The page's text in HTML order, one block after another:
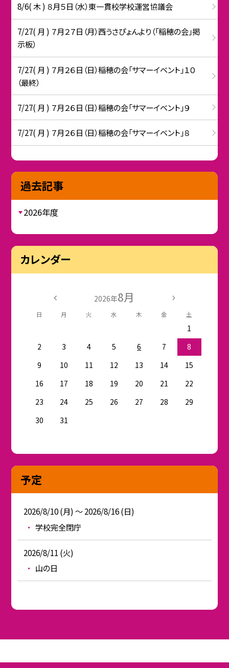
8/6( 木 ) ８月５日（水）東一貫校学校運営協議会
7/27( 月 ) ７月２７日（月）西うさぴょんより（「稲穂の会」掲
示板）
7/27( 月 ) ７月２６日（日）稲穂の会「サマーイベント」１０
（最終）
7/27( 月 ) ７月２６日（日）稲穂の会「サマーイベント」９
7/27( 月 ) ７月２６日（日）稲穂の会「サマーイベント」８
過去記事
2026年度
カレンダー
2026年8月
日 月 火 水 木 金 土
1
2
3 4 5 6 7
8
9
10 11 12 13 14
15
16
17 18 19 20 21
22
23
24 25 26 27 28
29
30
31
予定
2026/8/10 (月) ～ 2026/8/16 (日)
学校完全閉庁
2026/8/11 (火)
山の日